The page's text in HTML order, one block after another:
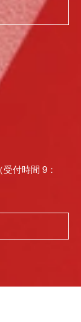
付時間 9：